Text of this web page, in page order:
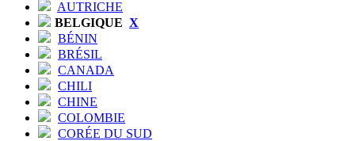
AUTRICHE
BELGIQUE X
BÉNIN
BRÉSIL
CANADA
CHILI
CHINE
COLOMBIE
CORÉE DU SUD